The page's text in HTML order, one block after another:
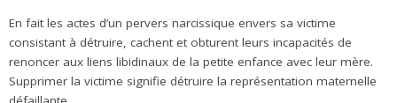
En fait les actes d’un pervers narcissique envers sa victime
consistant à détruire, cachent et obturent leurs incapacités de
renoncer aux liens libidinaux de la petite enfance avec leur mère.
Supprimer la victime signifie détruire la représentation maternelle